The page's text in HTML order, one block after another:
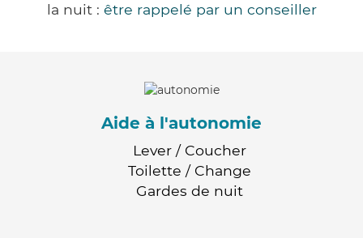
la nuit : être rappelé par un conseiller
Aide à l'autonomie
Lever / Coucher
Toilette / Change
Gardes de nuit